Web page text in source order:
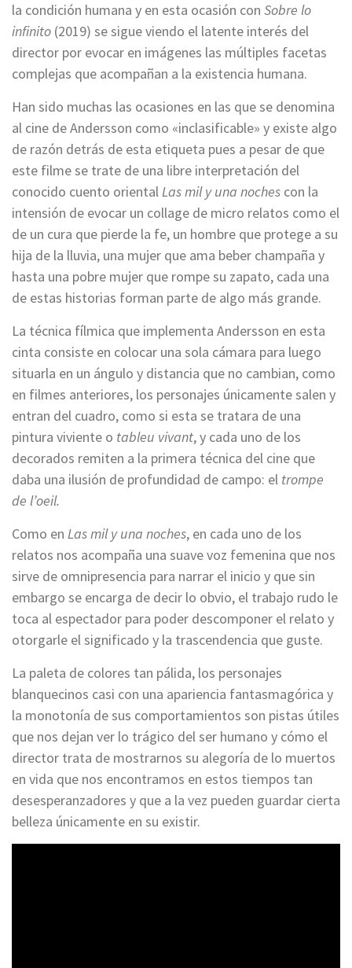
la condición humana y en esta ocasión con Sobre lo
infinito (2019) se sigue viendo el latente interés del
director por evocar en imágenes las múltiples facetas
complejas que acompañan a la existencia humana.
Han sido muchas las ocasiones en las que se denomina
al cine de Andersson como «inclasificable» y existe algo
de razón detrás de esta etiqueta pues a pesar de que
este filme se trate de una libre interpretación del
conocido cuento orientalLas mil y una noches con la
intensión de evocar un collage de micro relatos como el
de un cura que pierde la fe, un hombre que protege a su
hija de la lluvia, una mujer que ama beber champaña y
hasta una pobre mujer que rompe su zapato, cada una
de estas historias forman parte de algo más grande.
La técnica fílmica que implementa Andersson en esta
cinta consiste en colocar una sola cámara para luego
situarla en un ángulo y distancia que no cambian, como
en filmes anteriores, los personajes únicamente salen y
entran del cuadro, como si esta se tratara de una
pintura viviente o tableu vivant, y cada uno de los
decorados remiten a la primera técnica del cine que
daba una ilusión de profundidad de campo: el trompe
de l’oeil.
Como en Las mil y una noches, en cada uno de los
relatos nos acompaña una suave voz femenina que nos
sirve de omnipresencia para narrar el inicio y que sin
embargo se encarga de decir lo obvio, el trabajo rudo le
toca al espectador para poder descomponer el relato y
otorgarle el significado y la trascendencia que guste.
La paleta de colores tan pálida, los personajes
blanquecinos casi con una apariencia fantasmagórica y
la monotonía de sus comportamientos son pistas útiles
que nos dejan ver lo trágico del ser humano y cómo el
director trata de mostrarnos su alegoría de lo muertos
en vida que nos encontramos en estos tiempos tan
desesperanzadores y que a la vez pueden guardar cierta
belleza únicamente en su existir.